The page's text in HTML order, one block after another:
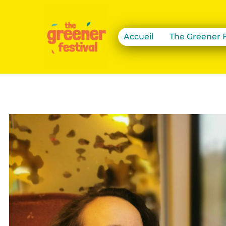
Accueil The Greener